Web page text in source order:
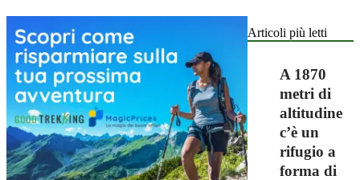
Articoli più letti
A 1870
metri di
altitudine
c’è un
rifugio a
forma di